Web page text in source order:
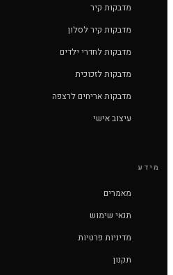
מדבקות קיר
מדבקות קיר לסלון
מדבקות לחדרי ילדים
מדבקות לזכוכית
מדבקות אריחים לרצפה
עיצוב אישי
מידע
מאמרים
תנאי שימוש
מדיניות פרטיות
תקנון